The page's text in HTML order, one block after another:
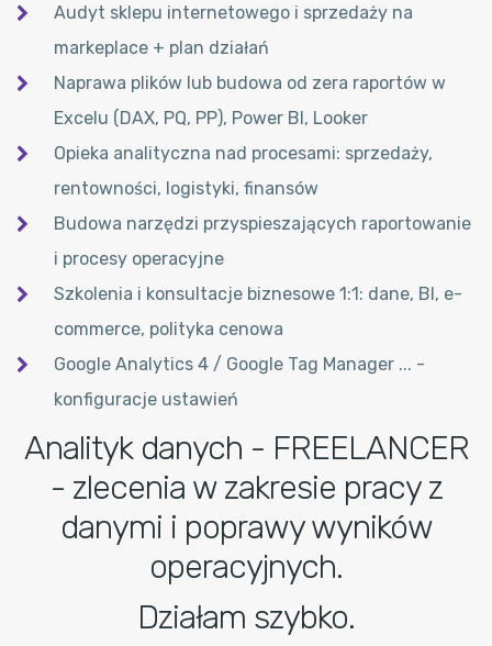
Audyt sklepu internetowego i sprzedaży na
markeplace + plan działań
Naprawa plików lub budowa od zera raportów w
Excelu (DAX, PQ, PP), Power BI, Looker
Opieka analityczna nad procesami: sprzedaży,
rentowności, logistyki, finansów
Budowa narzędzi przyspieszających raportowanie
i procesy operacyjne
Szkolenia i konsultacje biznesowe 1:1: dane, BI, e-
commerce, polityka cenowa
Google Analytics 4 / Google Tag Manager ... -
konfiguracje ustawień
Analityk danych - FREELANCER
- zlecenia w zakresie pracy z
danymi i poprawy wyników
operacyjnych.
Działam szybko.